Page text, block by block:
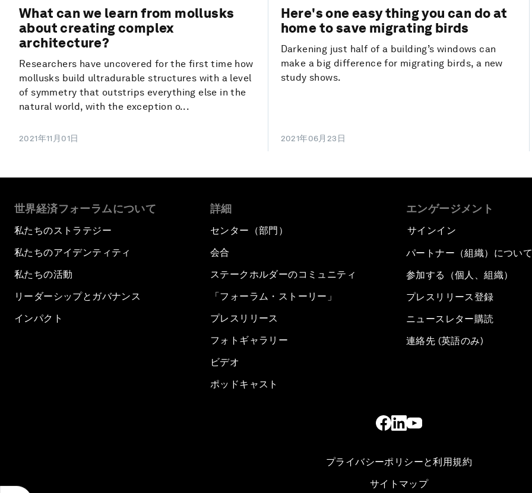
What can we learn from mollusks
about creating complex
architecture?
Researchers have uncovered for the first time how
mollusks build ultradurable structures with a level
of symmetry that outstrips everything else in the
natural world, with the exception o...
2021年11月01日
Here's one easy thing you can do at
home to save migrating birds
Darkening just half of a building’s windows can
make a big difference for migrating birds, a new
study shows.
2021年06月23日
世界経済フォーラムについて
私たちのストラテジー
私たちのアイデンティティ
私たちの活動
リーダーシップとガバナンス
インパクト
詳細
センター（部門）
会合
ステークホルダーのコミュニティ
「フォーラム・ストーリー」
プレスリリース
フォトギャラリー
ビデオ
ポッドキャスト
エンゲージメント
サインイン
パートナー（組織）につい
参加する（個人、組織）
プレスリリース登録
ニュースレター購読
連絡先 (英語のみ)
プライバシーポリシーと利用規約
サイトマップ